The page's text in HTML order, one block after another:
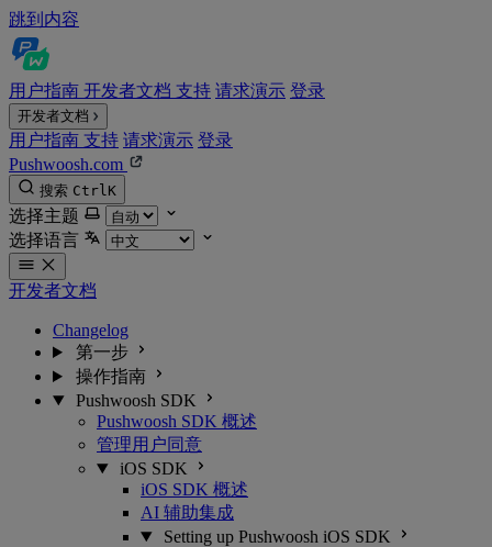
跳到内容
用户指南 开发者文档 支持 请求演示 登录
开发者文档
用户指南 支持 请求演示 登录
Pushwoosh.com
搜索 CtrlK
选择主题
选择语言
开发者文档
Changelog
第一步
操作指南
Pushwoosh SDK
Pushwoosh SDK 概述
管理用户同意
iOS SDK
iOS SDK 概述
AI 辅助集成
Setting up Pushwoosh iOS SDK